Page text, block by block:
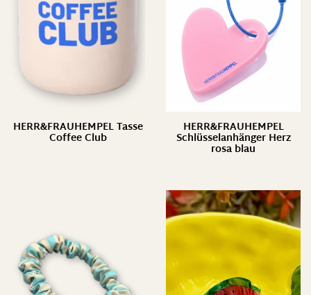
HERR&FRAUHEMPEL Tasse
Coffee Club
HERR&FRAUHEMPEL
Schlüsselanhänger Herz
rosa blau